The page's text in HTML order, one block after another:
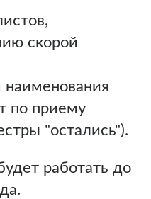
скорой
наименования
по приему
"остались").
работать до